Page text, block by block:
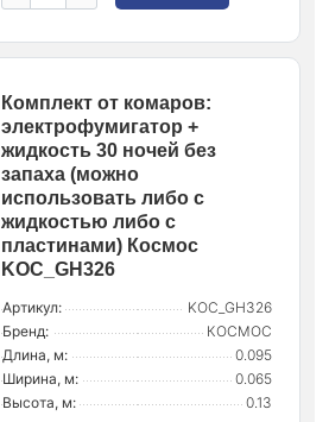
Комплект от комаров:
электрофумигатор +
жидкость 30 ночей без
запаха (можно
использовать либо с
жидкостью либо с
пластинами) Космос
KOC_GH326
Артикул:
KOC_GH326
Бренд:
КОСМОС
Длина, м:
0.095
Ширина, м:
0.065
Высота, м:
0.13